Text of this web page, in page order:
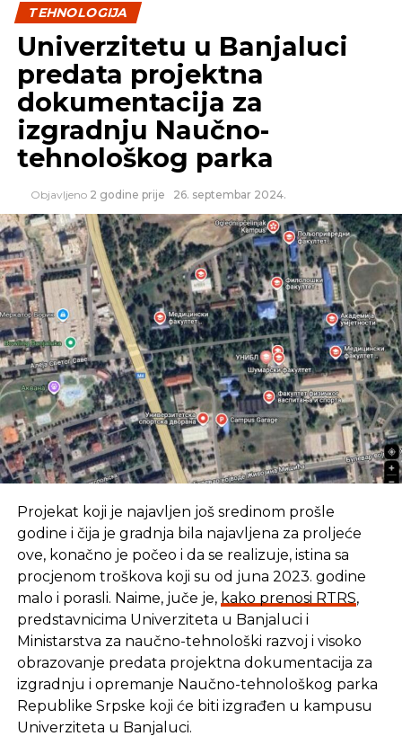
Izvor: Novosti.rs
SLIČNE TEME:
Google Home predstavljen zvanično na I/O
konferenciji
NE PROPUSTITE
Nokia se vraća pametnim telefonima
TEHNOLOGIJA
Univerzitetu u Banjaluci
predata projektna
dokumentacija za
izgradnju Naučno-
tehnološkog parka
Objavljeno 2 godine prije 26. septembar 2024.
Projekat koji je najavljen još sredinom prošle
godine i čija je gradnja bila najavljena za proljeće
ove, konačno je počeo i da se realizuje, istina sa
procjenom troškova koji su od juna 2023. godine
malo i porasli. Naime, juče je, kako prenosi RTRS,
predstavnicima Univerziteta u Banjaluci i
Ministarstva za naučno-tehnološki razvoj i visoko
obrazovanje predata projektna dokumentacija za
izgradnju i opremanje Naučno-tehnološkog parka
Republike Srpske koji će biti izgrađen u kampusu
Univerziteta u Banjaluci.